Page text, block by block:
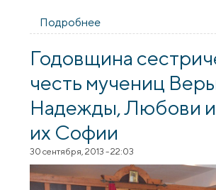
Подробнее
литургию в храме в
Годовщина
честь мучениц
Надежды, Любови
их Софии
30 сентября, 2013 - 22:03